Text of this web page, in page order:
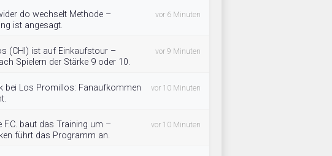
do wechselt Methode –
ist angesagt.
vor 6 Minuten
(CHI) ist auf Einkaufstour –
Spielern der Stärke 9 oder 10.
vor 9 Minuten
bei Los Promillos: Fanaufkommen
vor 10 Minuten
F.C. baut das Training um –
führt das Programm an.
vor 10 Minuten